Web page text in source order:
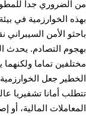
من الضروري جدا
بهذه الخوارزمية في
باحثو الأمن
بهجوم التصادم. يحدث
مختلفين تماما
الخطير جعل
تتطلب أمانا تشفيريا
المعاملات المالية، أو